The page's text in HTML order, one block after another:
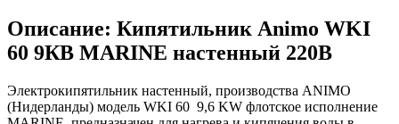
Описание: Кипятильник Animo WKI
60 9КВ MARINE настенный 220В
Электрокипятильник настенный, производства ANIMO
(Нидерланды) модель WKI 60 9,6 KW флотское исполнение